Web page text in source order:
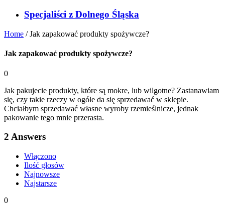
Specjaliści z Dolnego Śląska
Home /Jak zapakować produkty spożywcze?
Jak zapakować produkty spożywcze?
0
Jak pakujecie produkty, które są mokre, lub wilgotne? Zastanawiam
się, czy takie rzeczy w ogóle da się sprzedawać w sklepie.
Chciałbym sprzedawać własne wyroby rzemieślnicze, jednak
pakowanie tego mnie przerasta.
2 Answers
Włączono
Ilość głosów
Najnowsze
Najstarsze
0